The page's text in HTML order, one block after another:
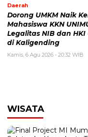
Daerah
Dorong UMKM Naik
Mahasiswa KKN
Legalitas NIB dan HKI
di Kaligending
Kamis, 6 Agu 2026 - 20:32 WIB
WISATA